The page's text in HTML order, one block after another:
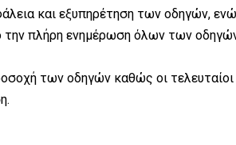
και εξυπηρέτηση των οδηγών, ενώ
την πλήρη ενημέρωση όλων των
των οδηγών καθώς οι τελευταίοι